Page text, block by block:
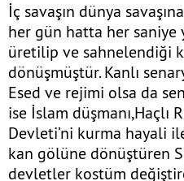
İç savaşın dünya
her gün hatta her saniye
üretilip ve sahnelendiği
dönüşmüştür. Kanlı
Esed ve rejimi olsa da
ise İslam düşmanı,Haçlı
Devleti’ni kurma hayali
kan gölüne dönüştüren
devletler kostüm